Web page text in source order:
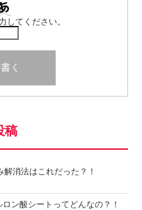
してください。
稿
消法はこれだった？！
ン酸シートってどんなの？！